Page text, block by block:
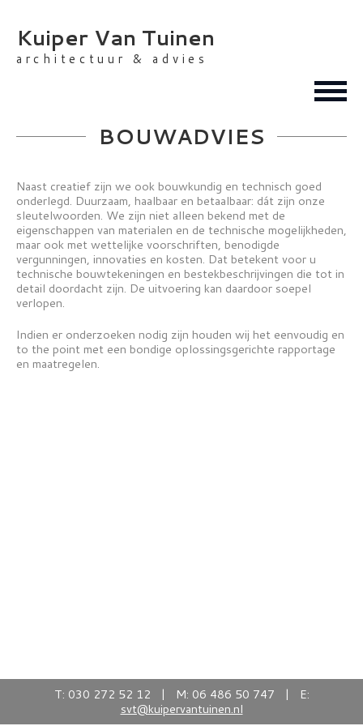
content
Kuiper Van Tuinen
architectuur & advies
BOUWADVIES
Naast creatief zijn we ook bouwkundig en technisch goed
onderlegd. Duurzaam, haalbaar en betaalbaar: dát zijn onze
sleutelwoorden. We zijn niet alleen bekend met de
eigenschappen van materialen en de technische mogelijkheden,
maar ook met wettelijke voorschriften, benodigde
vergunningen, innovaties en kosten. Dat betekent voor u
technische bouwtekeningen en bestekbeschrijvingen die tot in
detail doordacht zijn. De uitvoering kan daardoor soepel
verlopen.
Indien er onderzoeken nodig zijn houden wij het eenvoudig en
to the point met een bondige oplossingsgerichte rapportage
en maatregelen.
T: 030 272 52 12 | M: 06 486 50 747 | E:
svt@kuipervantuinen.nl